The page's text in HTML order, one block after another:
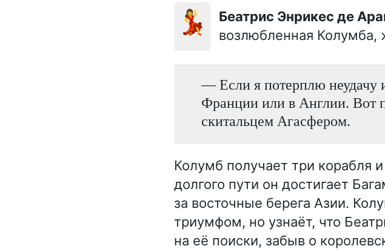
💃 Беатрис Энрикес де
возлюбленная Колумба,
— Если я потерплю неудачу
Франции или в Англии. Вот
скитальцем Агасфером.
Колумб получает три корабля
долгого пути он достигает
за восточные берега Азии.
триумфом, но узнаёт, что
на её поиски, забыв о